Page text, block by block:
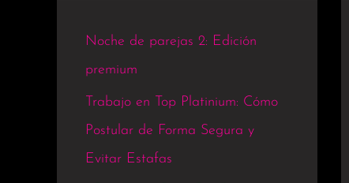
Noche de parejas 2: Edición
premium
Trabajo en Top Platinium: Cómo
Postular de Forma Segura y
Evitar Estafas